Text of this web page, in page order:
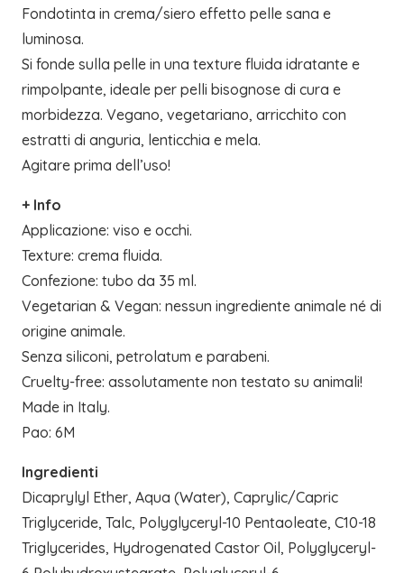
Fondotinta in crema/siero effetto pelle sana e
luminosa.
Si fonde sulla pelle in una texture fluida idratante e
rimpolpante, ideale per pelli bisognose di cura e
morbidezza. Vegano, vegetariano, arricchito con
estratti di anguria, lenticchia e mela.
Agitare prima dell’uso!
+ Info
Applicazione: viso e occhi.
Texture: crema fluida.
Confezione: tubo da 35 ml.
Vegetarian & Vegan: nessun ingrediente animale né di
origine animale.
Senza siliconi, petrolatum e parabeni.
Cruelty-free: assolutamente non testato su animali!
Made in Italy.
Pao: 6M
Ingredienti
Dicaprylyl Ether, Aqua (Water), Caprylic/Capric
Triglyceride, Talc, Polyglyceryl-10 Pentaoleate, C10-18
Triglycerides, Hydrogenated Castor Oil, Polyglyceryl-